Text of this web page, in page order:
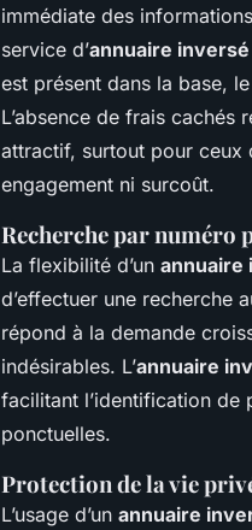
immédiate des
service d’annuaire
est présent dans la base,
L’absence de frais cachés
attractif, surtout pour ceux
engagement ni surcoût.
Recherche par numéro
La flexibilité d’un annuaire
d’effectuer une recherche
répond à la demande
indésirables. L’annuaire
facilitant l’identification de
ponctuelles.
Protection de la vie
L’usage d’un annuaire